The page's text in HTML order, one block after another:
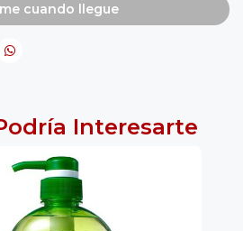
cuando llegue
Interesarte